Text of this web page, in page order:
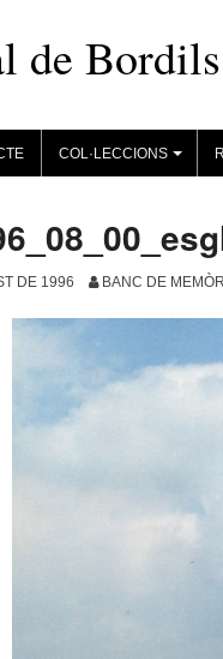
de Bordils
+
COL·LECCIONS
DE 1996 BANC DE